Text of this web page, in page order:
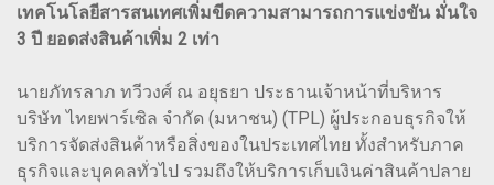
เทคโนโลยีสารสนเทศเพิ่มขีดความสามารถการแข่งขัน มั่นใจ
3 ปี ยอดส่งสินค้าเพิ่ม 2 เท่า
นายภัทรลาภ ทวีวงศ์ ณ อยุธยา ประธานเจ้าหน้าที่บริหาร
บริษัท ไทยพาร์เซิล จำกัด (มหาชน) (TPL) ผู้ประกอบธุรกิจให้
บริการจัดส่งสินค้าหรือสิ่งของในประเทศไทย ทั้งสำหรับภาค
ธุรกิจและบุคคลทั่วไป รวมถึงให้บริการเก็บเงินค่าสินค้าปลาย